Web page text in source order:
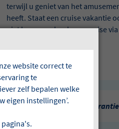
terwijl u geniet van het
heeft. Staat een cruise vakantie
niet langer en boek een cruise
Repatriëringsgarantie
website correct te
te
zelf bepalen welke
eigen instellingen’.
pagina's.